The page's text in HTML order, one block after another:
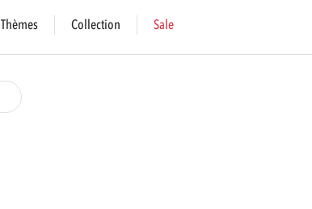
Thèmes Collection Sale